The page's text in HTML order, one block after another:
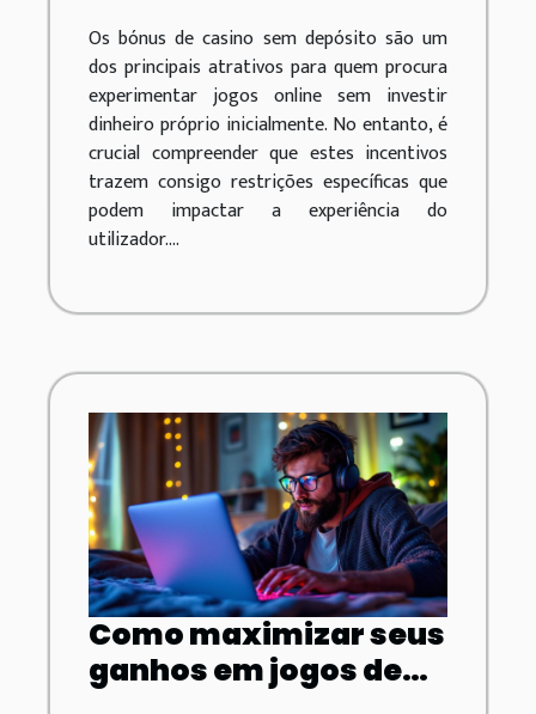
Os bónus de casino sem depósito são um
dos principais atrativos para quem procura
experimentar jogos online sem investir
dinheiro próprio inicialmente. No entanto, é
crucial compreender que estes incentivos
trazem consigo restrições específicas que
podem impactar a experiência do
utilizador....
Como maximizar seus
ganhos em jogos de